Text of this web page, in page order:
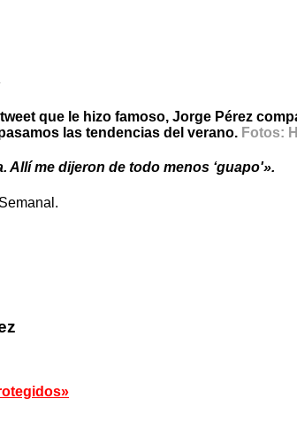
que le hizo famoso, Jorge Pérez
las tendencias del verano. Fotos:
Allí me dijeron de todo menos ‘guapo'».